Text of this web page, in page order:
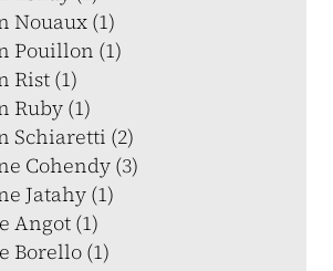
Nouaux (1)
Pouillon (1)
Rist (1)
Ruby (1)
Schiaretti (2)
Cohendy (3)
Jatahy (1)
Angot (1)
Borello (1)